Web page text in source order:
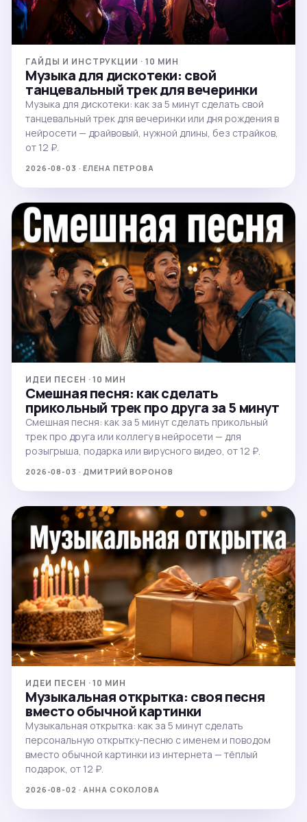
ГАЙДЫ И ИНСТРУКЦИИ · 10 МИН
Музыка для дискотеки: свой
танцевальный трек для вечеринки
Музыка для дискотеки: как за 5 минут сделать свой
танцевальный трек для вечеринки или дня рождения в
нейросети — драйвовый, нужной длины, без страйков,
от 12 ₽.
2026-08-03 · ЕЛЕНА ПЕТРОВА
ИДЕИ ПЕСЕН · 10 МИН
Смешная песня: как сделать
прикольный трек про друга за 5 минут
Смешная песня: как за 5 минут сделать прикольный
трек про друга или коллегу в нейросети — для
розыгрыша, подарка или вирусного видео, от 12 ₽.
2026-08-03 · ДМИТРИЙ ВОРОНОВ
ИДЕИ ПЕСЕН · 10 МИН
Музыкальная открытка: своя песня
вместо обычной картинки
Музыкальная открытка: как за 5 минут сделать
персональную открытку-песню с именем и поводом
вместо обычной картинки из интернета — тёплый
подарок, от 12 ₽.
2026-08-02 · АННА СОКОЛОВА